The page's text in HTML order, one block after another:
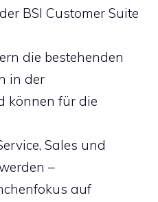
BSI Customer Suite
die bestehenden
in der
können für die
Sales und
–
auf